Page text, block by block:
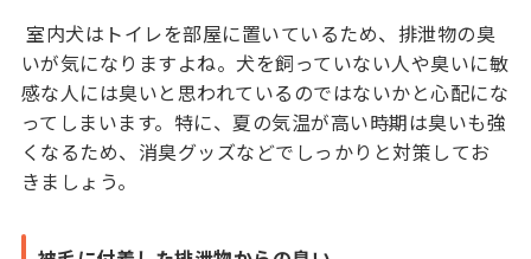
室内犬はトイレを部屋に置いているため、排泄物の臭
いが気になりますよね。犬を飼っていない人や臭いに敏
感な人には臭いと思われているのではないかと心配にな
ってしまいます。特に、夏の気温が高い時期は臭いも強
くなるため、消臭グッズなどでしっかりと対策してお
きましょう。